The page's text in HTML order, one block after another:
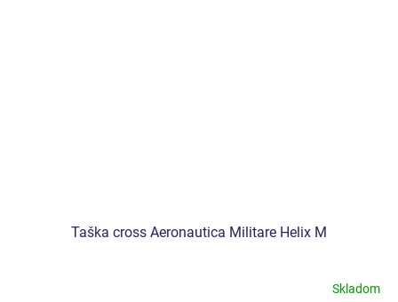
Taška cross Aeronautica Militare Helix M
Skladom